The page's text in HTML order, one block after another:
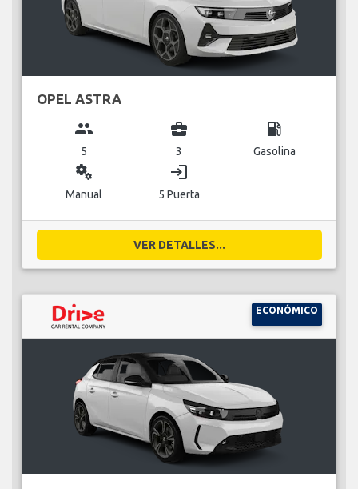
OPEL ASTRA
group
5
business_center
3
local_gas_station
Gasolina
miscellaneous_services
Manual
login
5 Puerta
VER DETALLES...
ECONÓMICO